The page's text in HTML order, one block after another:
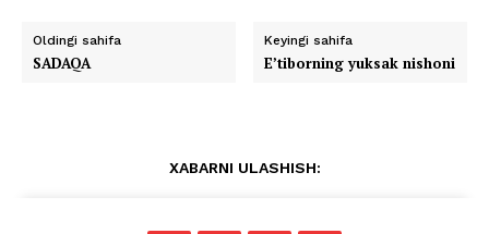
Oldingi sahifa
SADAQA
Keyingi sahifa
E’tiborning yuksak nishoni
XABARNI ULASHISH: